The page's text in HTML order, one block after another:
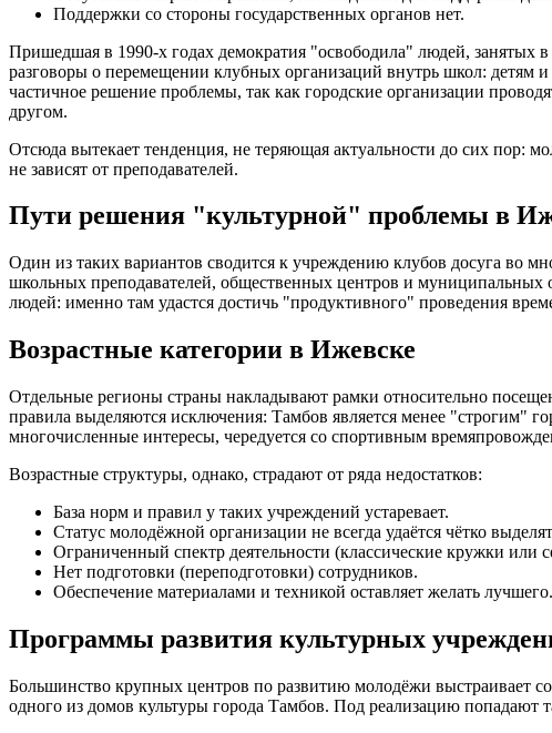
Поддержки со стороны государственных органов нет.
Пришедшая в 1990-х годах демократия "освободила" людей, занятых
разговоры о перемещении клубных организаций внутрь школ: детям
частичное решение проблемы, так как городские организации
другом.
Отсюда вытекает тенденция, не теряющая актуальности до сих пор:
не зависят от преподавателей.
Пути решения "культурной" проблемы в
Один из таких вариантов сводится к учреждению клубов досуга во
школьных преподавателей, общественных центров и муниципальных
людей: именно там удастся достичь "продуктивного" проведения
Возрастные категории в Ижевске
Отдельные регионы страны накладывают рамки относительно
правила выделяются исключения: Тамбов является менее "строгим"
многочисленные интересы, чередуется со спортивным
Возрастные структуры, однако, страдают от ряда недостатков:
База норм и правил у таких учреждений устаревает.
Статус молодёжной организации не всегда удаётся чётко
Ограниченный спектр деятельности (классические кружки или
Нет подготовки (переподготовки) сотрудников.
Обеспечение материалами и техникой оставляет желать лучшего.
Программы развития культурных
Большинство крупных центров по развитию молодёжи выстраивает
одного из домов культуры города Тамбов. Под реализацию попадают